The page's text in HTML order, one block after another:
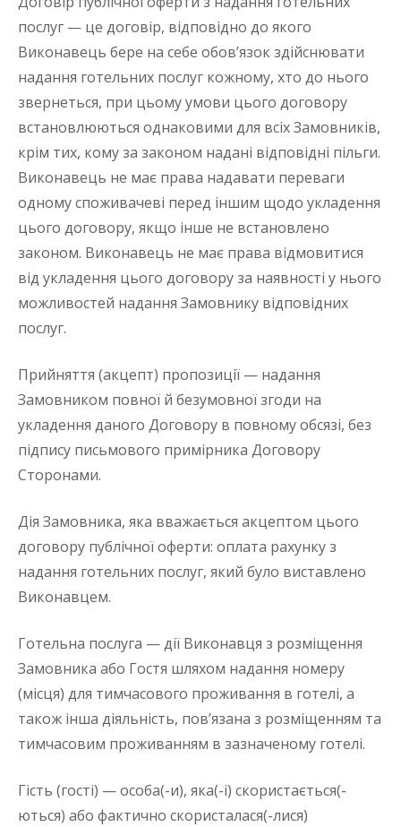
послуг — це договір, відповідно до якого
Виконавець бере на себе обов’язок здійснювати
надання готельних послуг кожному, хто до нього
звернеться, при цьому умови цього договору
встановлюються однаковими для всіх Замовників,
крім тих, кому за законом надані відповідні пільги.
Виконавець не має права надавати переваги
одному споживачеві перед іншим щодо укладення
цього договору, якщо інше не встановлено
законом. Виконавець не має права відмовитися
від укладення цього договору за наявності у нього
можливостей надання Замовнику відповідних
послуг.
Прийняття (акцепт) пропозиції — надання
Замовником повної й безумовної згоди на
укладення даного Договору в повному обсязі, без
підпису письмового примірника Договору
Сторонами.
Дія Замовника, яка вважається акцептом цього
договору публічної оферти: оплата рахунку з
надання готельних послуг, який було виставлено
Виконавцем.
Готельна послуга — дії Виконавця з розміщення
Замовника або Гостя шляхом надання номеру
(місця) для тимчасового проживання в готелі, а
також інша діяльність, пов’язана з розміщенням та
тимчасовим проживанням в зазначеному готелі.
Гість (гості) — особа(-и), яка(-і) скористається(-
ються) або фактично скористалася(-лися)